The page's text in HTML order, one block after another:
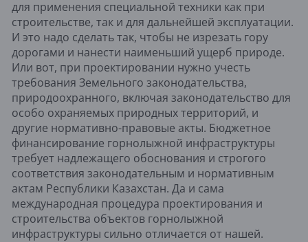
для применения специальной техники как при
строительстве, так и для дальнейшей эксплуатации.
И это надо сделать так, чтобы не изрезать гору
дорогами и нанести наименьший ущерб природе.
Или вот, при проектировании нужно учесть
требования Земельного законодательства,
природоохранного, включая законодательство для
особо охраняемых природных территорий, и
другие нормативно-правовые акты. Бюджетное
финансирование горнолыжной инфраструктуры
требует надлежащего обоснования и строгого
соответствия законодательным и нормативным
актам Республики Казахстан. Да и сама
международная процедура проектирования и
строительства объектов горнолыжной
инфраструктуры сильно отличается от нашей.